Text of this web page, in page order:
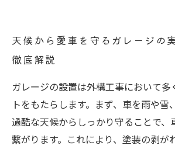
天候から愛車を守るガレージの
徹底解説
ガレージの設置は外構工事において多
トをもたらします。まず、車を雨や雪
過酷な天候からしっかり守ることで、
繋がります。これにより、塗装の剥が